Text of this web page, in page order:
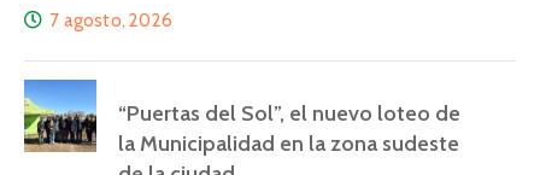
7 agosto, 2026
“Puertas del Sol”, el nuevo loteo de
la Municipalidad en la zona sudeste